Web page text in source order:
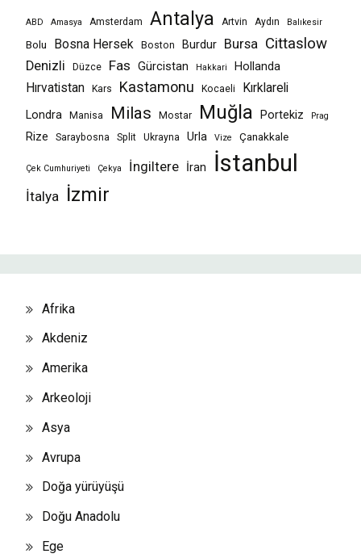
ABD Amasya Amsterdam Antalya Artvin Aydın Balıkesir
Bolu Bosna Hersek Boston Burdur Bursa Cittaslow
Denizli Düzce Fas Gürcistan Hakkari
Hollanda
Hırvatistan
Kars Kastamonu Kocaeli
Kırklareli
Londra
Manisa Milas Mostar Muğla Portekiz Prag
Rize Saraybosna Split Ukrayna Urla Vize Çanakkale
Çek Cumhuriyeti Çekya İngiltere İran İstanbul
İtalya İzmir
Afrika
Akdeniz
Amerika
Arkeoloji
Asya
Avrupa
Doğa yürüyüşü
Doğu Anadolu
Ege